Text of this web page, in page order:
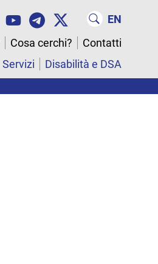
EN
Cosa cerchi?
Contatti
Servizi Disabilità e DSA